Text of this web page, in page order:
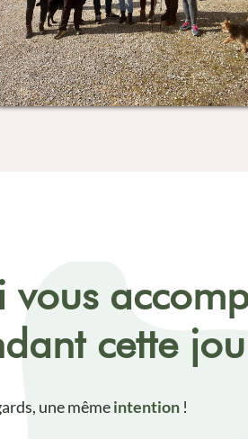
vous
cette
une mêmeintention !